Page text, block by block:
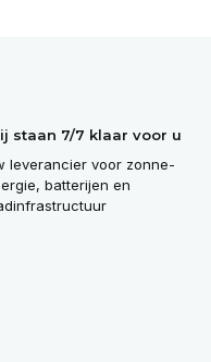
staan 7/7 klaar voor u
leverancier voor zonne-
batterijen en